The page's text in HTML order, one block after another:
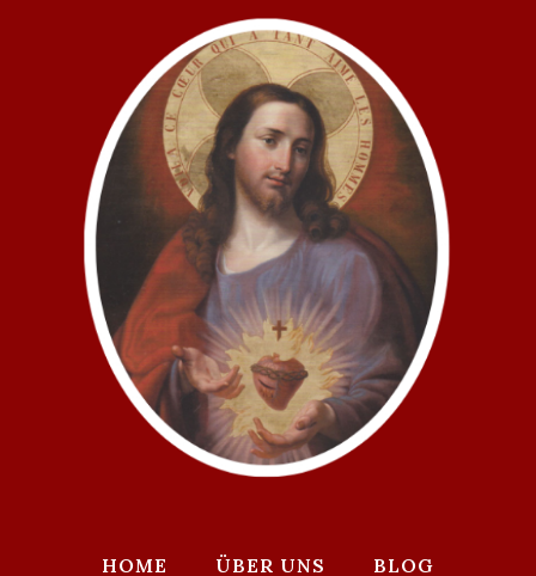
HOME ÜBER UNS BLOG